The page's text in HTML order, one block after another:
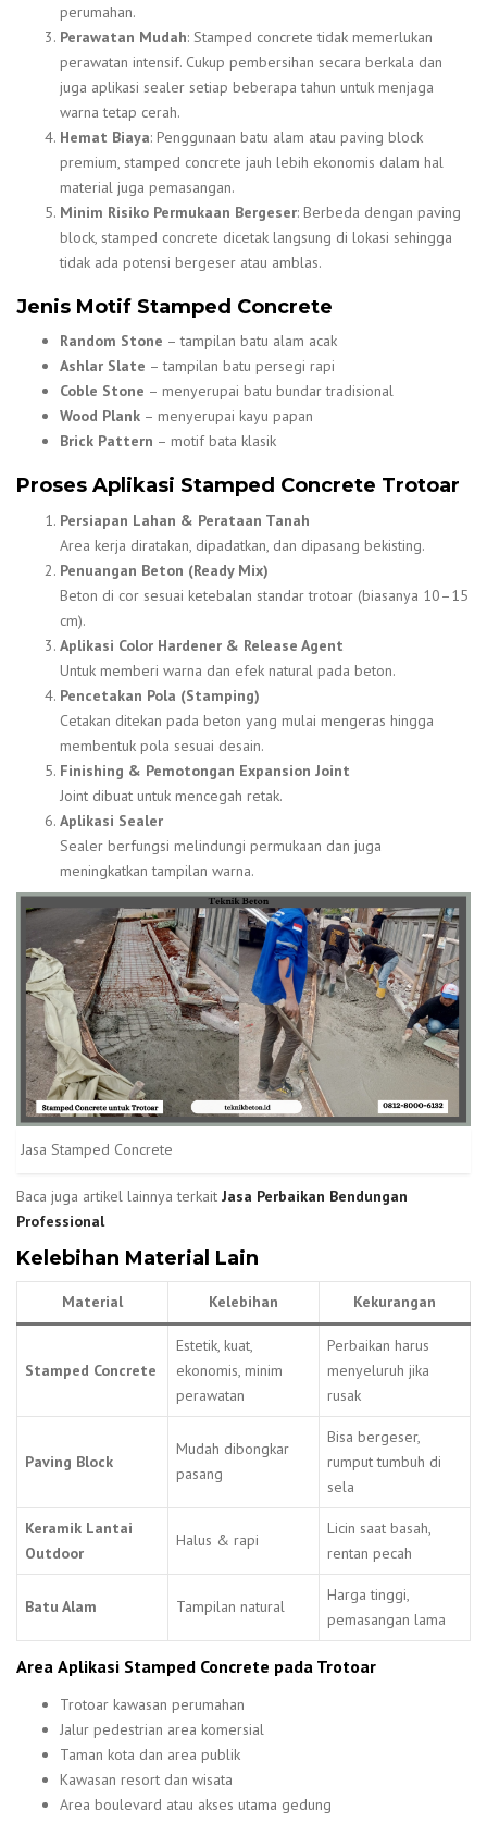
perumahan.
Perawatan Mudah: Stamped concrete tidak memerlukan
perawatan intensif. Cukup pembersihan secara berkala dan
juga aplikasi sealer setiap beberapa tahun untuk menjaga
warna tetap cerah.
Hemat Biaya: Penggunaan batu alam atau paving block
premium, stamped concrete jauh lebih ekonomis dalam hal
material juga pemasangan.
Minim Risiko Permukaan Bergeser: Berbeda dengan paving
block, stamped concrete dicetak langsung di lokasi sehingga
tidak ada potensi bergeser atau amblas.
Jenis Motif Stamped Concrete
Random Stone – tampilan batu alam acak
Ashlar Slate – tampilan batu persegi rapi
Coble Stone – menyerupai batu bundar tradisional
Wood Plank – menyerupai kayu papan
Brick Pattern – motif bata klasik
Proses Aplikasi Stamped Concrete Trotoar
Persiapan Lahan & Perataan Tanah
Area kerja diratakan, dipadatkan, dan dipasang bekisting.
Penuangan Beton (Ready Mix)
Beton di cor sesuai ketebalan standar trotoar (biasanya 10–15
cm).
Aplikasi Color Hardener & Release Agent
Untuk memberi warna dan efek natural pada beton.
Pencetakan Pola (Stamping)
Cetakan ditekan pada beton yang mulai mengeras hingga
membentuk pola sesuai desain.
Finishing & Pemotongan Expansion Joint
Joint dibuat untuk mencegah retak.
Aplikasi Sealer
Sealer berfungsi melindungi permukaan dan juga
meningkatkan tampilan warna.
Jasa Stamped Concrete
Baca juga artikel lainnya terkait Jasa Perbaikan Bendungan
Professional
Kelebihan Material Lain
Material Kelebihan Kekurangan
Stamped Concrete
Estetik, kuat,
ekonomis, minim
perawatan
Perbaikan harus
menyeluruh jika
rusak
Paving Block
Mudah dibongkar
pasang
Bisa bergeser,
rumput tumbuh di
sela
Keramik Lantai
Outdoor
Halus & rapi
Licin saat basah,
rentan pecah
Batu Alam Tampilan natural
Harga tinggi,
pemasangan lama
Area Aplikasi Stamped Concrete pada Trotoar
Trotoar kawasan perumahan
Jalur pedestrian area komersial
Taman kota dan area publik
Kawasan resort dan wisata
Area boulevard atau akses utama gedung